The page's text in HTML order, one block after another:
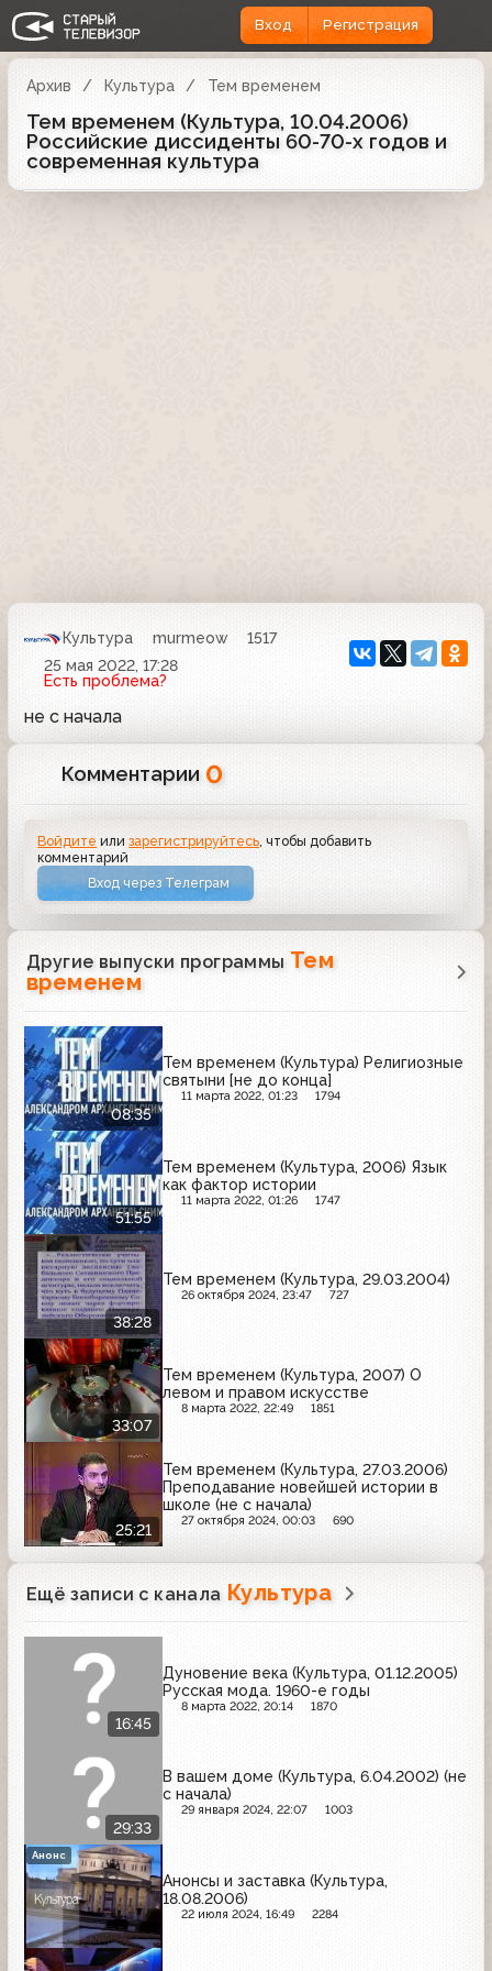
Вход Регистрация
Архив Культура Тем временем
Тем временем (Культура, 10.04.2006)
Российские диссиденты 60-70-х годов и
современная культура
Культура murmeow
1517
25 мая 2022, 17:28
Есть проблема?
не с начала
Комментарии 0
Войдите илизарегистрируйтесь , чтобы добавить
комментарий
Вход через Телеграм
Другие выпуски программы Тем
временем
08:35
Тем временем (Культура) Религиозные
святыни [не до конца]
11 марта 2022, 01:23 1794
51:55
Тем временем (Культура, 2006) Язык
как фактор истории
11 марта 2022, 01:26 1747
38:28
Тем временем (Культура, 29.03.2004)
26 октября 2024, 23:47 727
33:07
Тем временем (Культура, 2007) О
левом и правом искусстве
8 марта 2022, 22:49 1851
25:21
Тем временем (Культура, 27.03.2006)
Преподавание новейшей истории в
школе (не с начала)
27 октября 2024, 00:03 690
Ещё записи с канала Культура
16:45
Дуновение века (Культура, 01.12.2005)
Русская мода. 1960-е годы
8 марта 2022, 20:14 1870
29:33
В вашем доме (Культура, 6.04.2002) (не
с начала)
29 января 2024, 22:07 1003
Анонсы и заставка (Культура,
18.08.2006)
22 июля 2024, 16:49 2284
Анонс